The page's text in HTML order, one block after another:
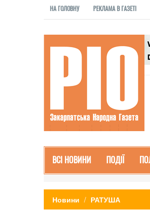
НА ГОЛОВНУ РЕКЛАМА В ГАЗЕТІ
ВСІ НОВИНИ ПОДІЇ
Новини РАТУША